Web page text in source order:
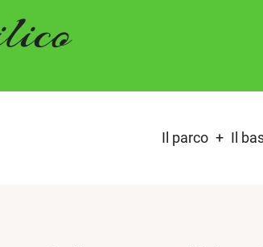
Menù
Il parco Il